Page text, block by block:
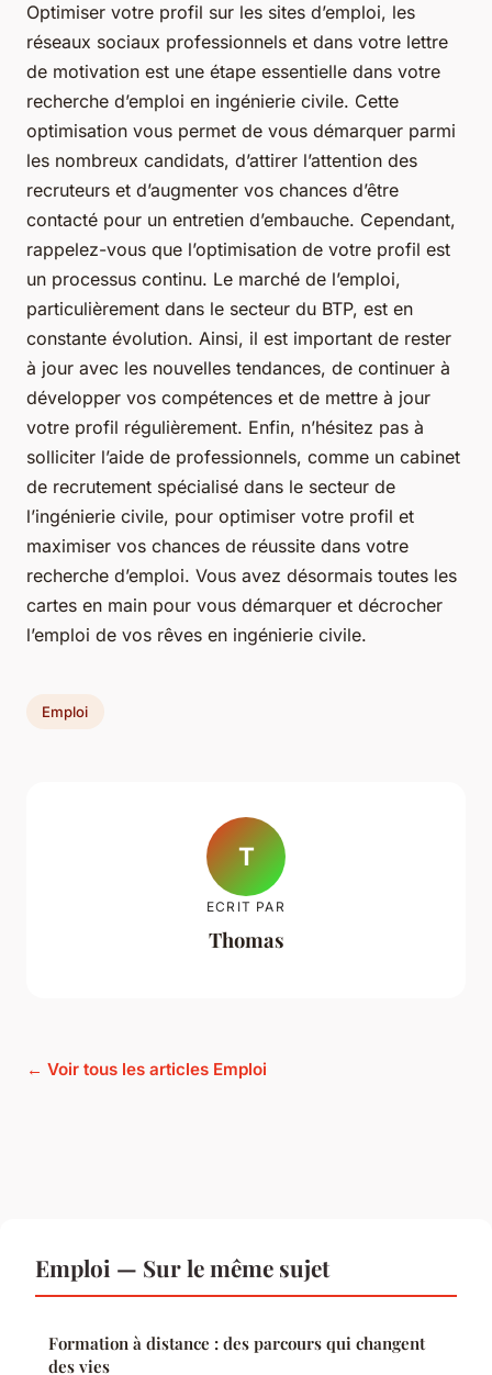
Optimiser votre profil sur les sites d’emploi, les
réseaux sociaux professionnels et dans votre lettre
de motivation est une étape essentielle dans votre
recherche d’emploi en ingénierie civile. Cette
optimisation vous permet de vous démarquer parmi
les nombreux candidats, d’attirer l’attention des
recruteurs et d’augmenter vos chances d’être
contacté pour un entretien d’embauche. Cependant,
rappelez-vous que l’optimisation de votre profil est
un processus continu. Le marché de l’emploi,
particulièrement dans le secteur du BTP, est en
constante évolution. Ainsi, il est important de rester
à jour avec les nouvelles tendances, de continuer à
développer vos compétences et de mettre à jour
votre profil régulièrement. Enfin, n’hésitez pas à
solliciter l’aide de professionnels, comme un cabinet
de recrutement spécialisé dans le secteur de
l’ingénierie civile, pour optimiser votre profil et
maximiser vos chances de réussite dans votre
recherche d’emploi. Vous avez désormais toutes les
cartes en main pour vous démarquer et décrocher
l’emploi de vos rêves en ingénierie civile.
Emploi
T
ECRIT PAR
Thomas
← Voir tous les articles Emploi
Emploi — Sur le même sujet
Formation à distance : des parcours qui changent
des vies